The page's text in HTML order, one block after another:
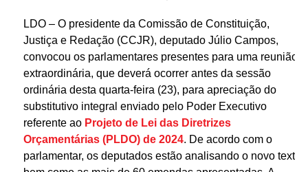
LDO – O presidente da Comissão de Constituição,
Justiça e Redação (CCJR), deputado Júlio Campos,
convocou os parlamentares presentes para uma reunião
extraordinária, que deverá ocorrer antes da sessão
ordinária desta quarta-feira (23), para apreciação do
substitutivo integral enviado pelo Poder Executivo
referente ao Projeto de Lei das Diretrizes
Orçamentárias (PLDO) de 2024. De acordo com o
parlamentar, os deputados estão analisando o novo texto,